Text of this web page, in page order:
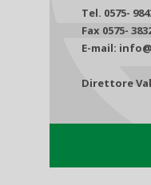
Tel. 0575-
Fax 0575-
E-mail:
Direttore